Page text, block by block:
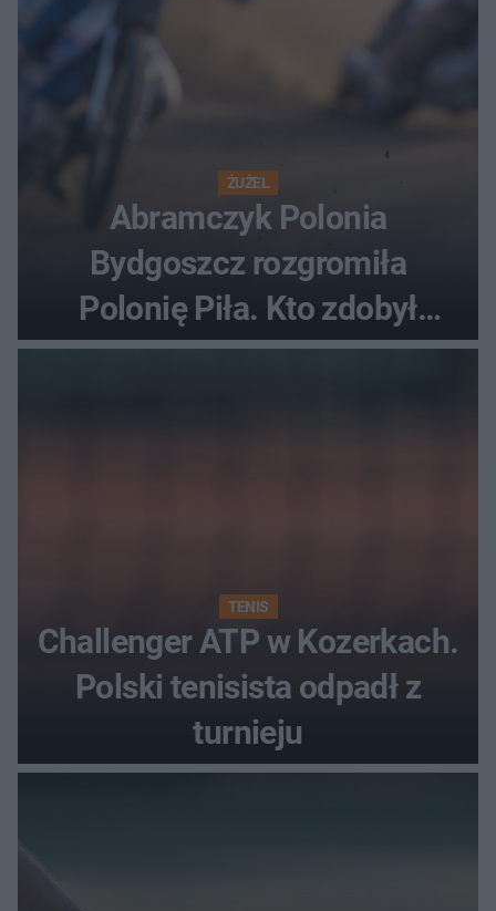
ŻUŻEL
Abramczyk Polonia
Bydgoszcz rozgromiła
Polonię Piła. Kto zdobył
najwięcej punktów?
TENIS
Challenger ATP w Kozerkach.
Polski tenisista odpadł z
turnieju